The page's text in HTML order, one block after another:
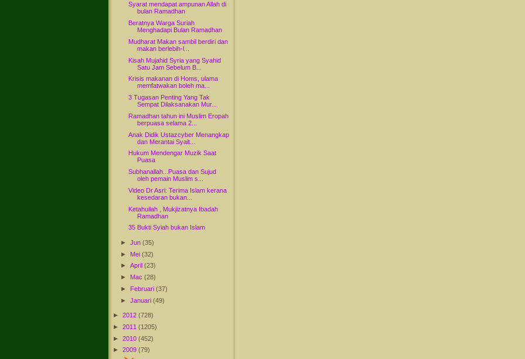
Syarat mendapat ampunan Allah di
bulan Ramadhan
Beratnya Warga Suriah
Menghadapi Bulan Ramadhan
Mudharat Makan sambil berdiri dan
makan berlebih-l...
Kisah Mujahid Syria yang Syahid
Satu Jam Sebelum B...
Krisis makanan di Homs, ulama
memfatwakan boleh ma...
3 Tugasan Penting Yang Tak
Sempat Dilaksanakan Mur...
Ramadhan tahun ini Muslim Eropah
berpuasa selama 2...
Anak Didik Ustazcyber Menangkap
dan Merantai Syait...
Hukum Mendengar Muzik Saat
Puasa
Subhanallah...Puasa dan Sujud
oleh pemain Muslim s...
Video Dr Asri: Terima Islam kerana
kesedaran bukan...
Ketahuilah , Mukjizatnya Ibadah
Ramadhan
35 Bukti Syiah bukan Islam
►Jun(35)
► Mei(32)
►April(23)
► Mac(28)
► Februari(37)
►Januari(49)
► 2012 (728)
► 2011 (1205)
► 2010 (452)
► 2009 (79)